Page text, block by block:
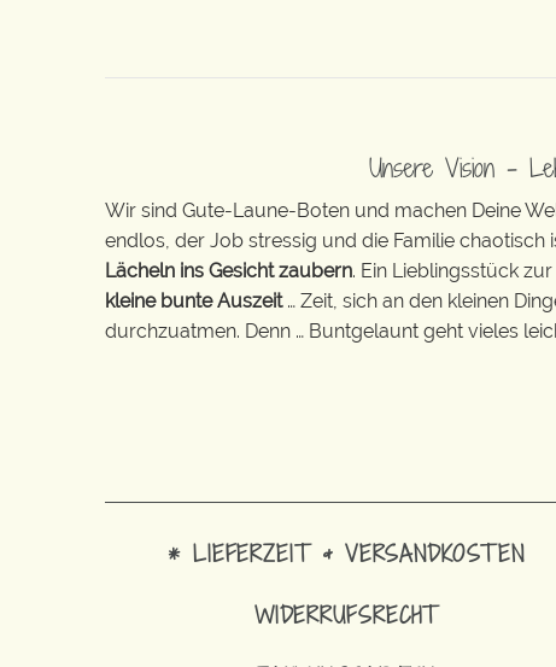
Unsere Vision –
Wir sind Gute-Laune-Boten und machen Deine
endlos, der Job stressig und die Familie chaotisch
Lächeln ins Gesicht zaubern. Ein Lieblingsstück
kleine bunte Auszeit… Zeit, sich an den kleinen
durchzuatmen. Denn … Buntgelaunt geht vieles
* LIEFERZEIT & VERSANDKOSTEN
WIDERRUFSRECHT